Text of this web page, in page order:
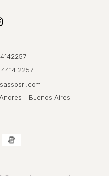
4414 2257
- Buenos Aires